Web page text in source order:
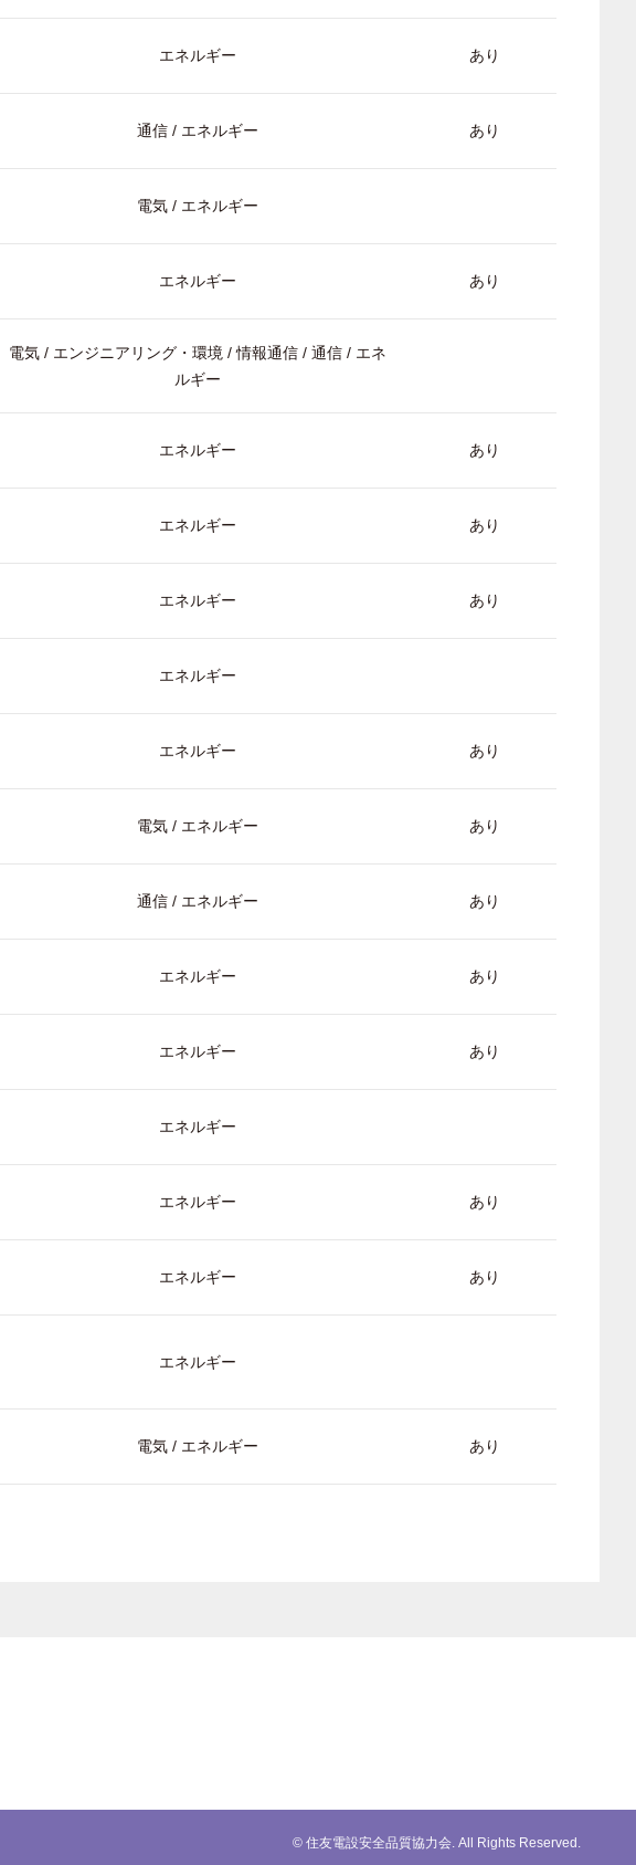
エネルギー あり
通信 / エネルギー あり
電気 / エネルギー
エネルギー あり
電気 / エンジニアリング・環境 / 情報通信 / 通信 / エネ
ルギー
エネルギー あり
エネルギー あり
エネルギー あり
エネルギー
エネルギー あり
電気 / エネルギー あり
通信 / エネルギー あり
エネルギー あり
エネルギー あり
エネルギー
エネルギー あり
エネルギー あり
エネルギー
電気 / エネルギー あり
© 住友電設安全品質協力会. All Rights Reserved.